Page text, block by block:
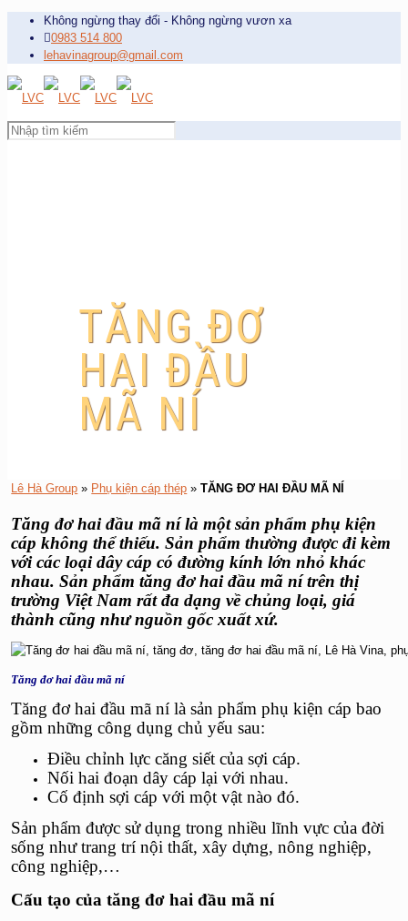
Không ngừng thay đổi - Không ngừng vươn xa
0983 514 800
lehavinagroup@gmail.com
TĂNG ĐƠ
HAI ĐẦU
MÃ NÍ
Lê Hà Group » Phụ kiện cáp thép »TĂNG ĐƠ HAI ĐẦU MÃ NÍ
Tăng đơ hai đầu mã nílà một sản phẩm phụ kiện
cáp không thể thiếu. Sản phẩm thường được đi kèm
với các loại dây cáp có đường kính lớn nhỏ khác
nhau. Sản phẩm tăng đơ hai đầu mã nítrên thị
trường Việt Nam rất đa dạng về chủng loại, giá
thành cũng như nguồn gốc xuất xứ.
Tăng đơ hai đầu mã ní
Tăng đơ hai đầu mã ní là sản phẩm phụ kiện cáp bao
gồm những công dụng chủ yếu sau:
Điều chỉnh lực căng siết của sợi cáp.
Nối hai đoạn dây cáp lại với nhau.
Cố định sợi cáp với một vật nào đó.
Sản phẩm được sử dụng trong nhiều lĩnh vực của đời
sống như trang trí nội thất, xây dựng, nông nghiệp,
công nghiệp,…
Cấu tạo củatăng đơ hai đầu mã ní